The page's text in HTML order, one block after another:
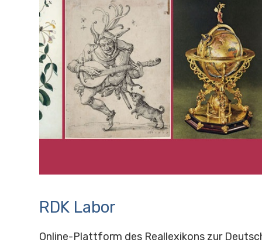
RDK Labor
Online-Plattform des Reallexikons zur